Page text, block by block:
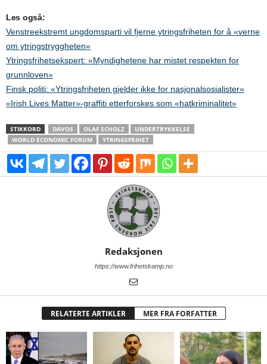
Les også:
Venstreekstremt ungdomsparti vil fjerne ytringsfriheten for å «verne
om ytringstryggheten»
Ytringsfrihetsekspert: «Myndighetene har mistet respekten for
grunnloven»
Finsk politi: «Ytringsfriheten gjelder ikke for nasjonalsosialister»
«Irish Lives Matter»-graffiti etterforskes som «hatkriminalitet»
STIKKORD DAVOS OLAF SCHOLZ
UNDERTRYKKELSE
WORLD ECONOMIC FORUM
YTRINGSFRIHET
Redaksjonen
https://www.frihetskamp.no
RELATERTE ARTIKLER MER FRA FORFATTER